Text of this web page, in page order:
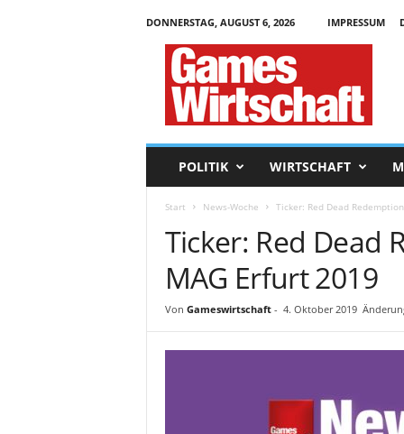
DONNERSTAG, AUGUST 6, 2026 IMPRESSUM
POLITIK WIRTSCHAFT
Start News-Woche Ticker: Red Dead
Ticker: Red Dead
MAG Erfurt 2019
Von Gameswirtschaft- 4. Oktober 2019